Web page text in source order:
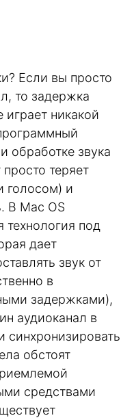
Если вы просто
то задержка
играет никакой
обработке звука
теряет
голосом) и
В Mac OS
технология под
дает
звук от
в
задержками),
аудиоканал в
синхронизировать
обстоят
средствами